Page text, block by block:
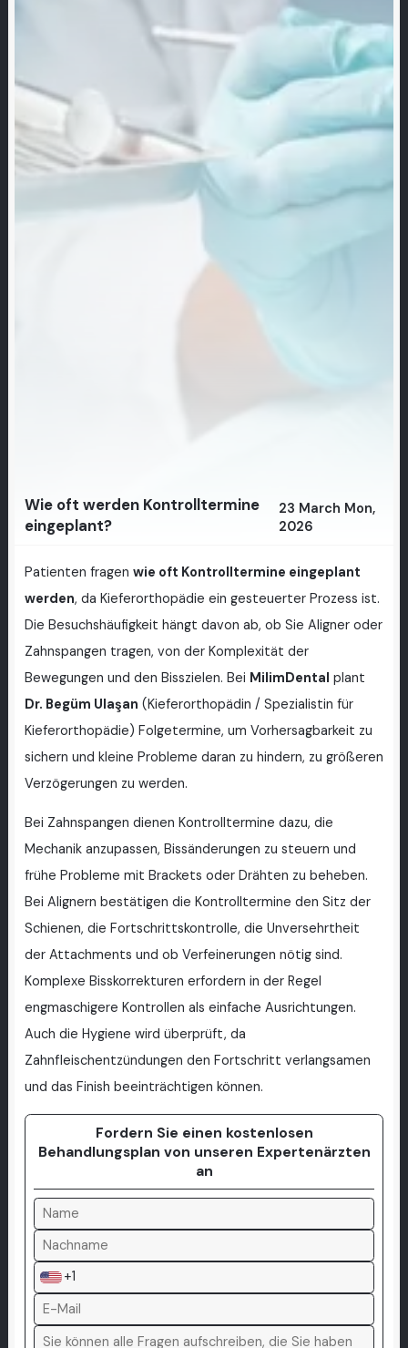
Wie oft werden Kontrolltermine
eingeplant?
23 March Mon,
2026
Patienten fragen wie oft Kontrolltermine eingeplant
werden, da Kieferorthopädie ein gesteuerter Prozess ist.
Die Besuchshäufigkeit hängt davon ab, ob Sie Aligner oder
Zahnspangen tragen, von der Komplexität der
Bewegungen und den Bisszielen. Bei MilimDental plant
Dr. Begüm Ulaşan (Kieferorthopädin / Spezialistin für
Kieferorthopädie) Folgetermine, um Vorhersagbarkeit zu
sichern und kleine Probleme daran zu hindern, zu größeren
Verzögerungen zu werden.
Bei Zahnspangen dienen Kontrolltermine dazu, die
Mechanik anzupassen, Bissänderungen zu steuern und
frühe Probleme mit Brackets oder Drähten zu beheben.
Bei Alignern bestätigen die Kontrolltermine den Sitz der
Schienen, die Fortschrittskontrolle, die Unversehrtheit
der Attachments und ob Verfeinerungen nötig sind.
Komplexe Bisskorrekturen erfordern in der Regel
engmaschigere Kontrollen als einfache Ausrichtungen.
Auch die Hygiene wird überprüft, da
Zahnfleischentzündungen den Fortschritt verlangsamen
und das Finish beeinträchtigen können.
Fordern Sie einen kostenlosen
Behandlungsplan von unseren Expertenärzten
an
+1